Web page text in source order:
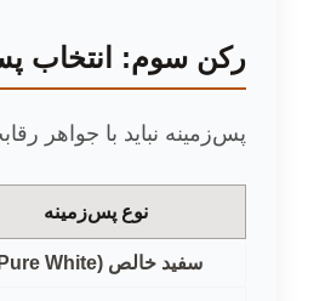
رکن سوم: انتخاب
پس‌زمینه نباید با جواهر
نوع پس‌زمینه
سفید خالص (Pure White)